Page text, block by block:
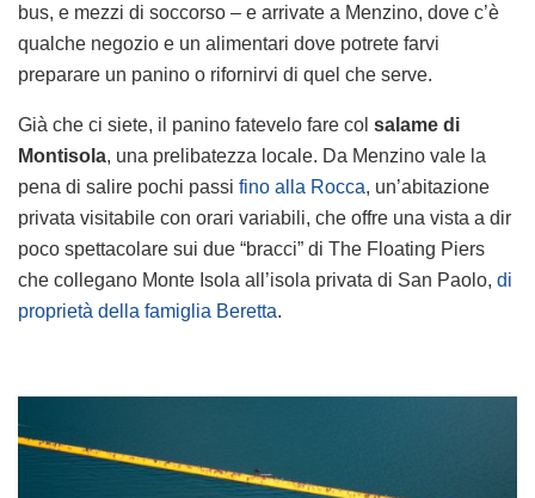
bus, e mezzi di soccorso – e arrivate a Menzino, dove c’è
qualche negozio e un alimentari dove potrete farvi
preparare un panino o rifornirvi di quel che serve.
Già che ci siete, il panino fatevelo fare col salame di
Montisola, una prelibatezza locale. Da Menzino vale la
pena di salire pochi passi fino alla Rocca, un’abitazione
privata visitabile con orari variabili, che offre una vista a dir
poco spettacolare sui due “bracci” di The Floating Piers
che collegano Monte Isola all’isola privata di San Paolo, di
proprietà della famiglia Beretta.